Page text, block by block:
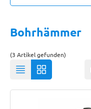
Bohrhämmer
(3 Artikel gefunden)